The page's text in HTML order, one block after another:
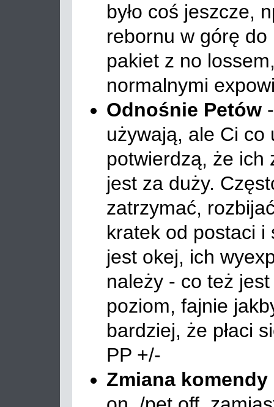
było coś jeszcze,
rebornu w górę
pakiet z no
normalnymi
Odnośnie Petów-
używają, ale Ci co
potwierdzą, że ich
jest za duży.
zatrzymać,
kratek od postaci i
jest okej, ich
należy - co też
poziom, fajnie
bardziej, że płaci
PP +/-
Zmiana komendy